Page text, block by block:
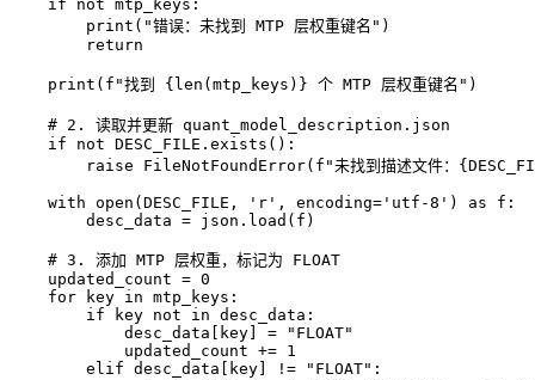
    if not mtp_keys:
        print("错误：未找到 MTP 层权重键名")
        return
    print(f"找到 {len(mtp_keys)} 个 MTP 层权重键名")
    # 2. 读取并更新 quant_model_description.json
    if not DESC_FILE.exists():
raise FileNotFoundError(f"未找到描述文件：
    with open(DESC_FILE, 'r', encoding='utf-8') as f:
        desc_data = json.load(f)
    # 3. 添加 MTP 层权重，标记为 FLOAT
    updated_count = 0
    for key in mtp_keys:
        if key not in desc_data:
            desc_data[key] = "FLOAT"
            updated_count += 1
        elif desc_data[key] != "FLOAT":